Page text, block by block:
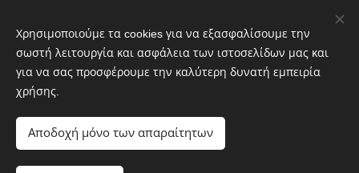
Powered byWebnode
Χρησιμοποιούμε τα cookies για να εξασφαλίσουμε την
σωστή λειτουργία και ασφάλεια των ιστοσελίδων μας και
για να σας προσφέρουμε την καλύτερη δυνατή εμπειρία
χρήσης.
Αποδοχή μόνο των απαραίτητων